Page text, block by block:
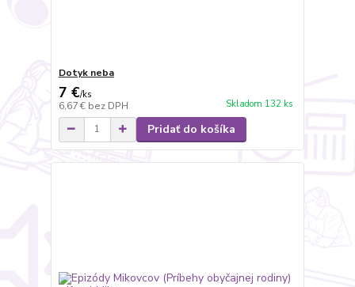
Dotyk neba
7 €/ks
6,67 € bez DPH Skladom 132 ks
Pridať do košíka